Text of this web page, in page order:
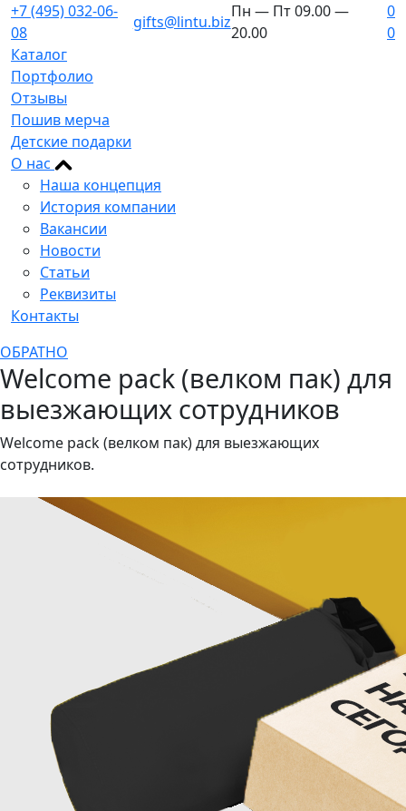
+7 (495) 032-06-
08
gifts@lintu.biz
Пн — Пт 09.00 —
20.00
0
0
Каталог
Портфолио
Отзывы
Пошив мерча
Детские подарки
О нас
Наша концепция
История компании
Вакансии
Новости
Статьи
Реквизиты
Контакты
ОБРАТНО
Welcome pack (велком пак) для
выезжающих сотрудников
Welcome pack (велком пак) для выезжающих
сотрудников.